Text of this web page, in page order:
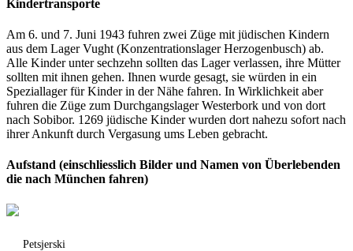
Kindertransporte
Am 6. und 7. Juni 1943 fuhren zwei Züge mit jüdischen Kindern
aus dem Lager Vught (Konzentrationslager Herzogenbusch) ab.
Alle Kinder unter sechzehn sollten das Lager verlassen, ihre Mütter
sollten mit ihnen gehen. Ihnen wurde gesagt, sie würden in ein
Speziallager für Kinder in der Nähe fahren. In Wirklichkeit aber
fuhren die Züge zum Durchgangslager Westerbork und von dort
nach Sobibor. 1269 jüdische Kinder wurden dort nahezu sofort nach
ihrer Ankunft durch Vergasung ums Leben gebracht.
Aufstand (einschliesslich Bilder und Namen von Überlebenden
die nach München fahren)
Petsjerski